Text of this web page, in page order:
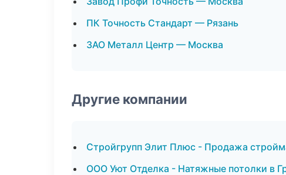
ПК Точность Стандарт — Рязань
ЗАО Металл Центр — Москва
Другие компании
Стройгрупп Элит Плюс - Продажа
ООО Уют Отделка - Натяжные потолки в